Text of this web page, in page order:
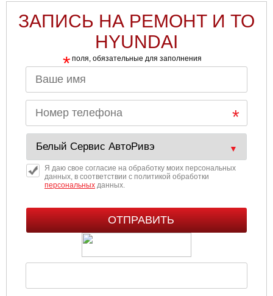
ЗАПИСЬ НА РЕМОНТ И ТО
HYUNDAI
* поля, обязательные для заполнения
Я даю свое согласие на обработку моих персональных
данных, в соответствии с политикой обработки
персональныхданных.